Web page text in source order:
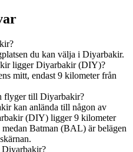
du kan välja i Diyarbakir.
ligger Diyarbakir (DIY)?
mitt, endast 9 kilometer från
flyger till Diyarbakir?
kan anlända till någon av
(DIY) ligger 9 kilometer
medan Batman (BAL) är belägen